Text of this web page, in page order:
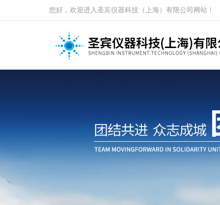
您好，欢迎进入圣宾仪器科技（上海）有限公司网站！